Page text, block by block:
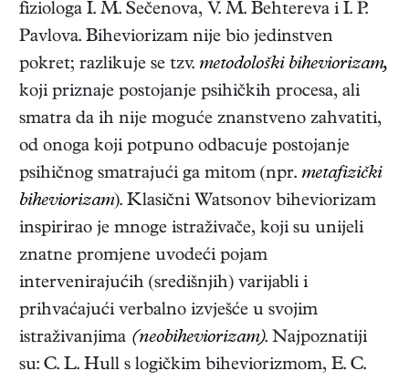
fiziologa I. M. Sečenova, V. M. Behtereva i I. P.
Pavlova. Biheviorizam nije bio jedinstven
pokret; razlikuje se tzv. metodološki biheviorizam,
koji priznaje postojanje psihičkih procesa, ali
smatra da ih nije moguće znanstveno zahvatiti,
od onoga koji potpuno odbacuje postojanje
psihičnog smatrajući ga mitom (npr. metafizički
biheviorizam). Klasični Watsonov biheviorizam
inspirirao je mnoge istraživače, koji su unijeli
znatne promjene uvodeći pojam
intervenirajućih (središnjih) varijabli i
prihvaćajući verbalno izvješće u svojim
istraživanjima (neobiheviorizam). Najpoznatiji
su: C. L. Hull s logičkim biheviorizmom, E. C.